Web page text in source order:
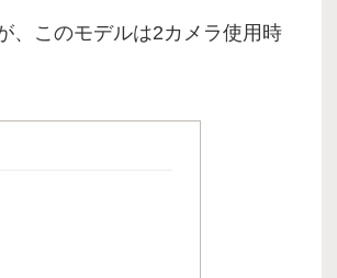
、このモデルは2カメラ使用時